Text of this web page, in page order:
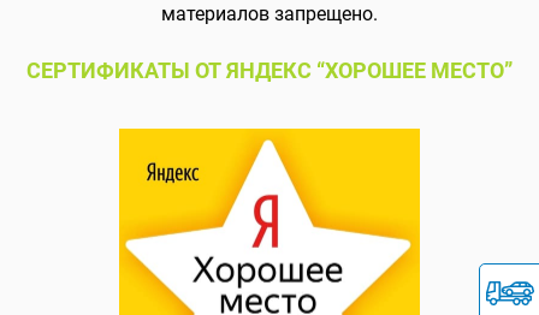
материалов запрещено.
СЕРТИФИКАТЫ ОТ ЯНДЕКС “ХОРОШЕЕ МЕСТО”